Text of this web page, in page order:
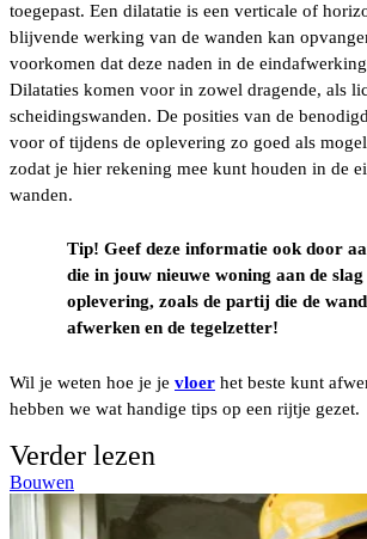
toegepast. Een dilatatie is een verticale of
blijvende werking van de wanden kan
voorkomen dat deze naden in de
Dilataties komen voor in zowel dragende, als
scheidingswanden. De posities van de
voor of tijdens de oplevering zo goed als
zodat je hier rekening mee kunt houden in de
wanden.
Tip! Geef deze informatie ook door
die in jouw nieuwe woning aan de slag
oplevering, zoals de partij die de
afwerken en de tegelzetter!
Wil je weten hoe je je vloer het beste kunt
hebben we wat handige tips op een rijtje gezet.
Verder lezen
Bouwen